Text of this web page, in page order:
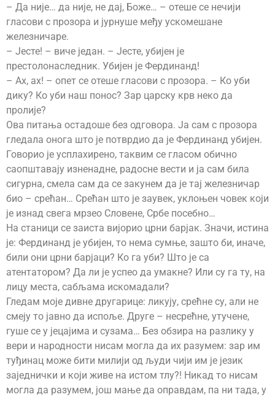
– Да није… да није, не дај, Боже… – отеше се нечији
гласови с прозора и јурнуше међу ускомешане
железничаре.
– Јесте! – виче један. – Јесте, убијен је
престолонаследник. Убијен је Фердинанд!
– Ах, ах! – опет се отеше гласови с прозора. – Ко уби
дику? Ко уби наш понос? Зар царску крв неко да
пролије?
Ова питања остадоше без одговора. Ја сам с прозора
гледала онога што је потврдио да је Фердинанд убијен.
Говорио је усплахирено, таквим се гласом обично
саопштавају изненадне, радосне вести и ја сам била
сигурна, смела сам да се закунем да је тај железничар
био – срећан… Срећан што је заувек, уклоњен човек који
је изнад свега мрзео Словене, Србе посебно…
На станици се заиста вијорио црни барјак. Значи, истина
је: Фердинанд је убијен, то нема сумње, зашто би, иначе,
били они црни барјаци? Ко га уби? Што је са
атентатором? Да ли је успео да умакне? Или су га ту, на
лицу места, сабљама искомадали?
Гледам моје дивне другарице: ликују, срећне су, али не
смеју то јавно да испоље. Друге – несрећне, утучене,
гуше се у јецајима и сузама… Без обзира на разлику у
вери и народности нисам могла да их разумем: зар им
туђинац може бити милији од људи чији им је језик
заједнички и који живе на истом тлу?! Никад то нисам
могла да разумем, још мање да оправдам, па ни тада, у